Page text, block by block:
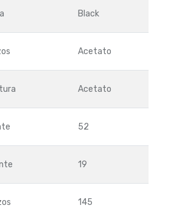
Black
Acetato
Acetato
52
19
145